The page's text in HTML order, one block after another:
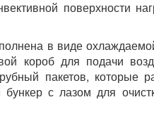
поверхности
в виде
короб для подачи
пакетов, которые
с лазом для